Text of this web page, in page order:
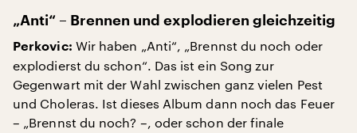
„Anti“ – Brennen und explodieren gleichzeitig
Perkovic: Wir haben „Anti“, „Brennst du noch oder
explodierst du schon“. Das ist ein Song zur
Gegenwart mit der Wahl zwischen ganz vielen Pest
und Choleras. Ist dieses Album dann noch das Feuer
– „Brennst du noch? –, oder schon der finale